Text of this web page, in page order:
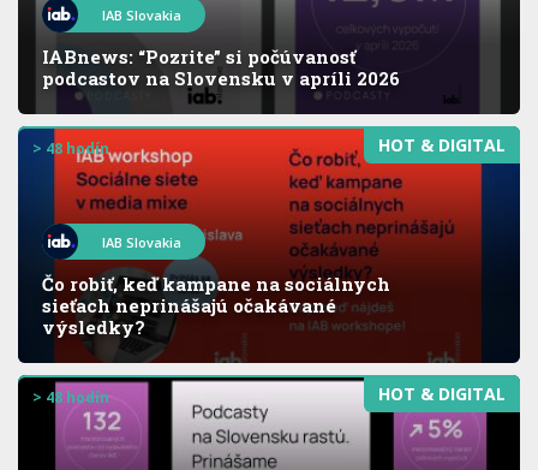
IAB Slovakia
IABnews: “Pozrite” si počúvanosť
podcastov na Slovensku v apríli 2026
HOT & DIGITAL
> 48 hodín
IAB Slovakia
Čo robiť, keď kampane na sociálnych
sieťach neprinášajú očakávané
výsledky?
HOT & DIGITAL
> 48 hodín